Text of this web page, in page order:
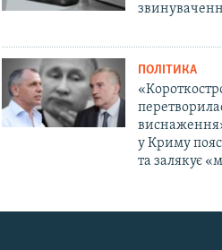
ПОЛІТИКА
у Криму
та залякує